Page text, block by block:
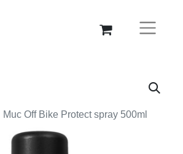
Muc Off Bike Protect spray 500ml